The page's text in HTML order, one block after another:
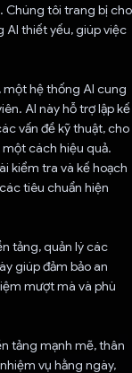
Chúng tôi trang bị cho
AI thiết yếu, giúp việc
một hệ thống AI cung
AI này hỗ trợ lập kế
vấn đề kỹ thuật, cho
cách hiệu quả.
kiểm tra và kế hoạch
tiêu chuẩn hiện
tảng, quản lý các
giúp đảm bảo an
mượt mà và phù
tảng mạnh mẽ, thân
vụ hằng ngày,